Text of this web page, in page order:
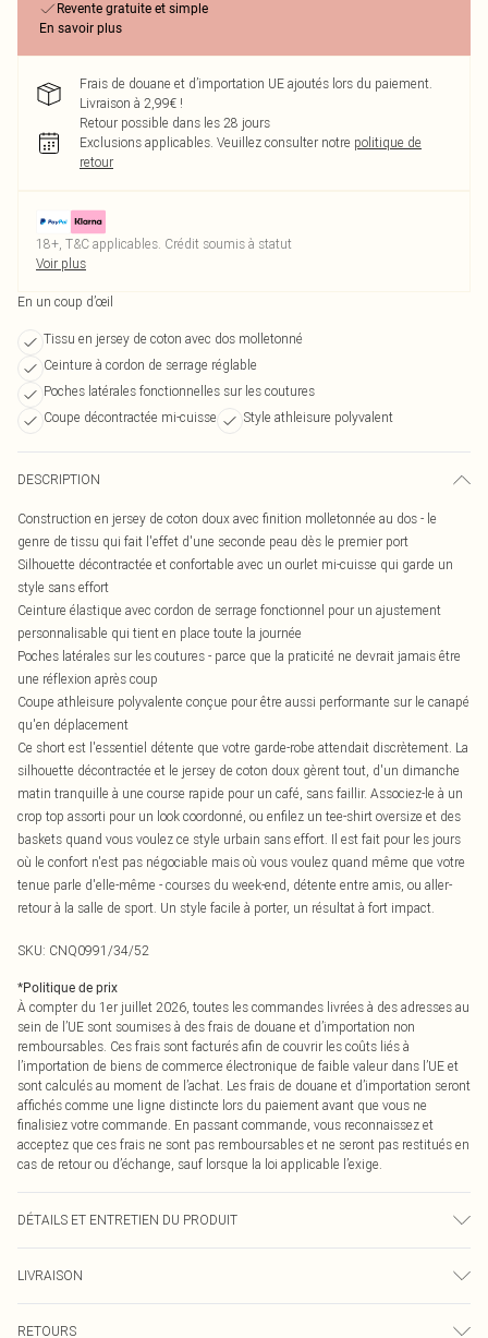
Revente gratuite et simple
En savoir plus
Frais de douane et d’importation UE ajoutés lors du paiement.
Livraison à 2,99€ !
Retour possible dans les 28 jours
Exclusions applicables. Veuillez consulter notre politique de
retour
18+, T&C applicables. Crédit soumis à statut
Voir plus
En un coup d’œil
Tissu en jersey de coton avec dos molletonné
Ceinture à cordon de serrage réglable
Poches latérales fonctionnelles sur les coutures
Coupe décontractée mi-cuisse
Style athleisure polyvalent
DESCRIPTION
Construction en jersey de coton doux avec finition molletonnée au dos - le
genre de tissu qui fait l'effet d'une seconde peau dès le premier port
Silhouette décontractée et confortable avec un ourlet mi-cuisse qui garde un
style sans effort
Ceinture élastique avec cordon de serrage fonctionnel pour un ajustement
personnalisable qui tient en place toute la journée
Poches latérales sur les coutures - parce que la praticité ne devrait jamais être
une réflexion après coup
Coupe athleisure polyvalente conçue pour être aussi performante sur le canapé
qu'en déplacement
Ce short est l'essentiel détente que votre garde-robe attendait discrètement. La
silhouette décontractée et le jersey de coton doux gèrent tout, d'un dimanche
matin tranquille à une course rapide pour un café, sans faillir. Associez-le à un
crop top assorti pour un look coordonné, ou enfilez un tee-shirt oversize et des
baskets quand vous voulez ce style urbain sans effort. Il est fait pour les jours
où le confort n'est pas négociable mais où vous voulez quand même que votre
tenue parle d'elle-même - courses du week-end, détente entre amis, ou aller-
retour à la salle de sport. Un style facile à porter, un résultat à fort impact.
SKU: CNQ0991/34/52
*Politique de prix
À compter du 1er juillet 2026, toutes les commandes livrées à des adresses au
sein de l’UE sont soumises à des frais de douane et d’importation non
remboursables. Ces frais sont facturés afin de couvrir les coûts liés à
l’importation de biens de commerce électronique de faible valeur dans l’UE et
sont calculés au moment de l’achat. Les frais de douane et d’importation seront
affichés comme une ligne distincte lors du paiement avant que vous ne
finalisiez votre commande. En passant commande, vous reconnaissez et
acceptez que ces frais ne sont pas remboursables et ne seront pas restitués en
cas de retour ou d’échange, sauf lorsque la loi applicable l’exige.
DÉTAILS ET ENTRETIEN DU PRODUIT
peut déteindre.
LIVRAISON
RETOURS